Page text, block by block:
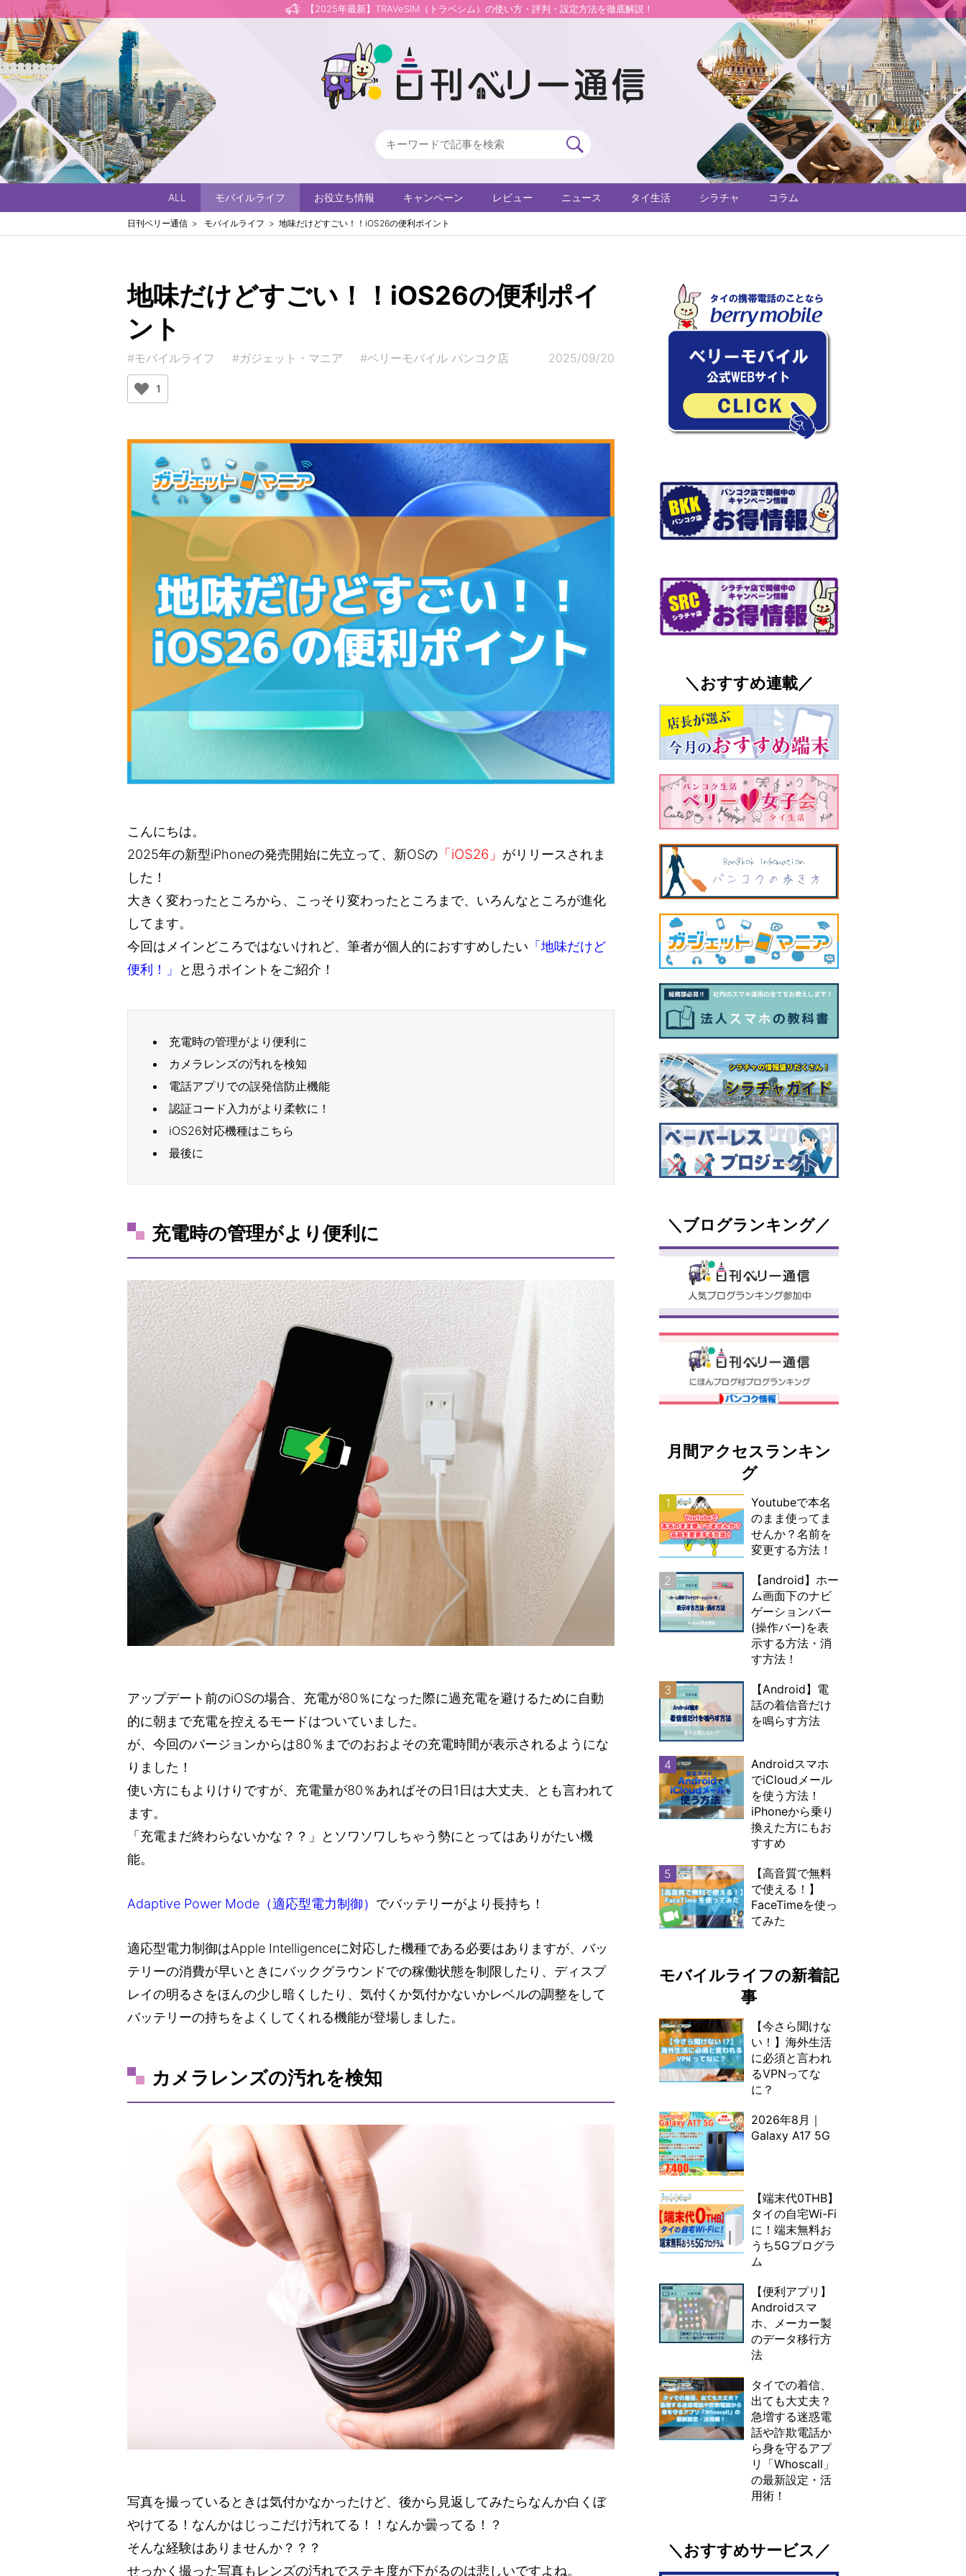
【2025年最新】TRAVeSIM（トラベシム）の使い方・評判・設定方法を徹底解説！
ALL モバイルライフ お役立ち情報 キャンペーン レビュー ニュース タイ生活 シラチャ コラム
日刊ベリー通信 モバイルライフ 地味だけどすごい！！iOS26の便利ポイント
地味だけどすごい！！iOS26の便利ポイ
ント
#モバイルライフ #ガジェット・マニア #ベリーモバイル バンコク店 2025/09/20
1
こんにちは。
2025年の新型iPhoneの発売開始に先立って、新OSの 「iOS26」 がリリースされま
した！
大きく変わったところから、こっそり変わったところまで、いろんなところが進化
してます。
今回はメインどころではないけれど、筆者が個人的におすすめしたい 「地味だけど
便利！」
と思うポイントをご紹介！
充電時の管理がより便利に
カメラレンズの汚れを検知
電話アプリでの誤発信防止機能
認証コード入力がより柔軟に！
iOS26対応機種はこちら
最後に
充電時の管理がより便利に
アップデート前のiOSの場合、充電が80％になった際に過充電を避けるために自動
的に朝まで充電を控えるモードはついていました。
が、今回のバージョンからは80％までのおおよその充電時間が表示されるようにな
りました！
使い方にもよりけりですが、充電量が80％あればその日1日は大丈夫、とも言われて
ます。
「充電まだ終わらないかな？？」とソワソワしちゃう勢にとってはありがたい機
能。
Adaptive Power Mode（適応型電力制御） でバッテリーがより長持ち！
適応型電力制御はApple Intelligenceに対応した機種である必要はありますが、バッ
テリーの消費が早いときにバックグラウンドでの稼働状態を制限したり、ディスプ
レイの明るさをほんの少し暗くしたり、気付くか気付かないかレベルの調整をして
バッテリーの持ちをよくしてくれる機能が登場しました。
カメラレンズの汚れを検知
写真を撮っているときは気付かなかったけど、後から見返してみたらなんか白くぼ
やけてる！なんかはじっこだけ汚れてる！！なんか曇ってる！？
そんな経験はありませんか？？？
せっかく撮った写真もレンズの汚れでステキ度が下がるのは悲しいですよね。
＼おすすめ連載／
＼ブログランキング／
月間アクセスランキン
グ
1
Youtubeで本名
のまま使ってま
せんか？名前を
変更する方法！
2
【android】ホー
ム画面下のナビ
ゲーションバー
(操作バー)を表
示する方法・消
す方法！
3
【Android】電
話の着信音だけ
を鳴らす方法
4
Androidスマホ
でiCloudメール
を使う方法！
iPhoneから乗り
換えた方にもお
すすめ
5
【高音質で無料
で使える！】
FaceTimeを使っ
てみた
モバイルライフの新着記
事
【今さら聞けな
い！】海外生活
に必須と言われ
るVPNってな
に？
2026年8月｜
Galaxy A17 5G
【端末代0THB】
タイの自宅Wi-Fi
に！端末無料お
うち5Gプログラ
ム
【便利アプリ】
Androidスマ
ホ、メーカー製
のデータ移行方
法
タイでの着信、
出ても大丈夫？
急増する迷惑電
話や詐欺電話か
ら身を守るアプ
リ「Whoscall」
の最新設定・活
用術！
＼おすすめサービス／